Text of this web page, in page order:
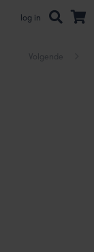
log in
Volgende